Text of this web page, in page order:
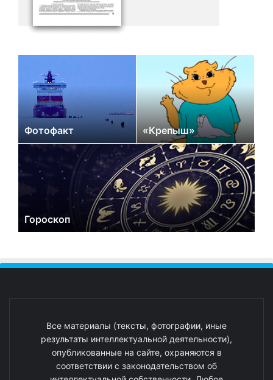
Фотофакт «Крепыш»
Гороскоп
Все материалы (тексты, фотографии, иные
результаты интеллектуальной деятельности),
опубликованные на сайте, охраняются в
соответствии с законодательством об